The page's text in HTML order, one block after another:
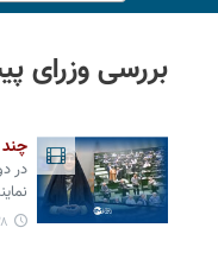
بررسی وزرای
در